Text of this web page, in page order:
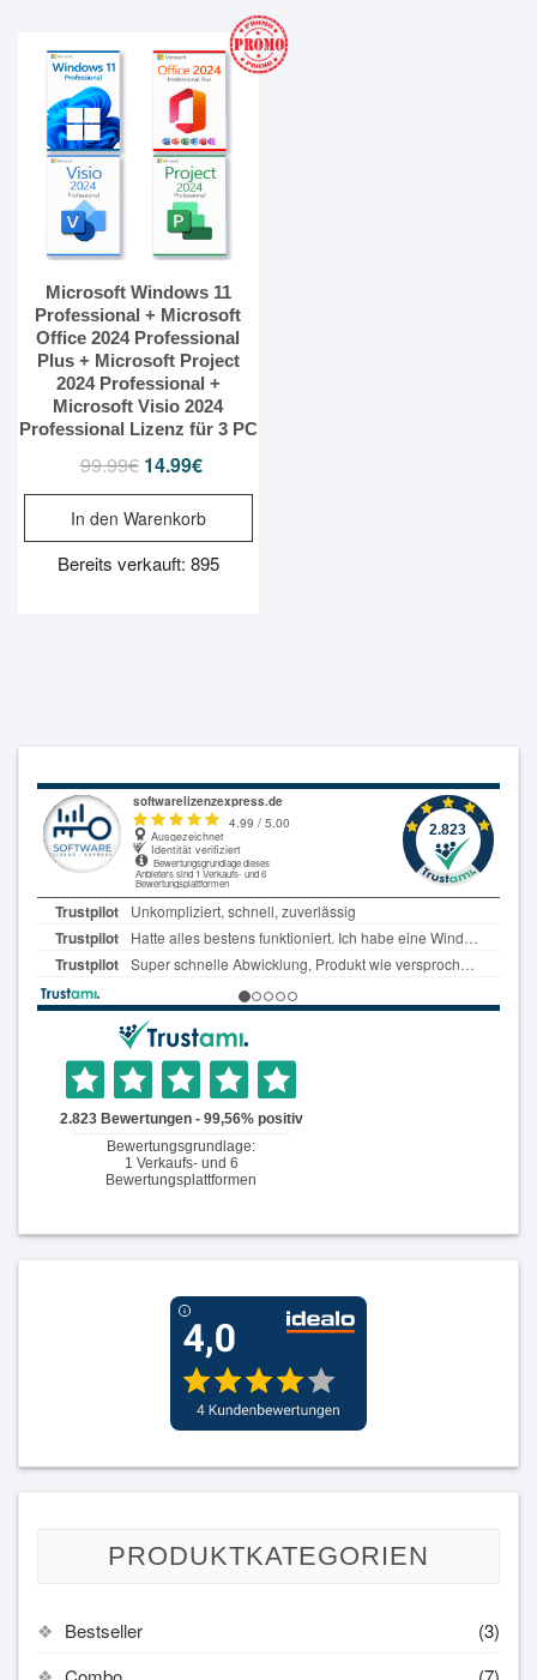
Microsoft Windows 11
Professional + Microsoft
Office 2024 Professional
Plus + Microsoft Project
2024 Professional +
Microsoft Visio 2024
Professional Lizenz für 3 PC
99.99€ Ursprünglicher
Preis
war:
99.99€
14.99€Aktueller
Preis
ist:
14.99€.
In den Warenkorb
Bereits verkauft: 895
PRODUKTKATEGORIEN
Bestseller
(3)